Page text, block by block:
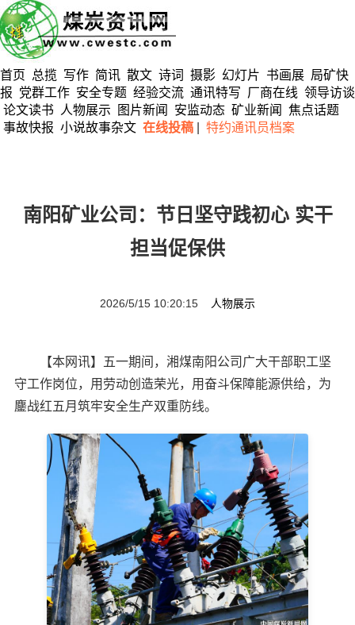
首页 总揽 写作 简讯 散文 诗词 摄影 幻灯片 书画展 局矿快
报 党群工作 安全专题 经验交流 通讯特写 厂商在线 领导访谈
论文读书
人物展示 图片新闻 安监动态 矿业新闻
焦点话题
事故快报 小说故事杂文 在线投稿 特约通讯员档案
南阳矿业公司：节日坚守践初心 实干
担当促保供
2026/5/15 10:20:15 人物展示
【本网讯】五一期间，湘煤南阳公司广大干部职工坚
守工作岗位，用劳动创造荣光，用奋斗保障能源供给，为
鏖战红五月筑牢安全生产双重防线。